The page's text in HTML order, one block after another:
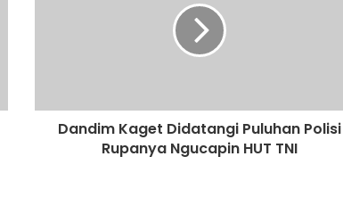
Dandim Kaget Didatangi Puluhan Polisi
Rupanya Ngucapin HUT TNI